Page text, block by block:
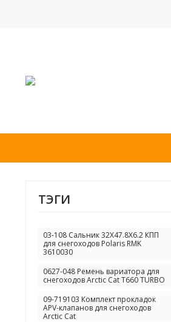
ТЭГИ
03-108 Сальник 32X47.8X6.2 КПП
для снегоходов Polaris RMK
3610030
0627-048 Ремень вариатора для
снегоходов Arctic Cat T660 TURBO
09-719103 Комплект прокладок
APV-клапанов для снегоходов
Arctic Cat